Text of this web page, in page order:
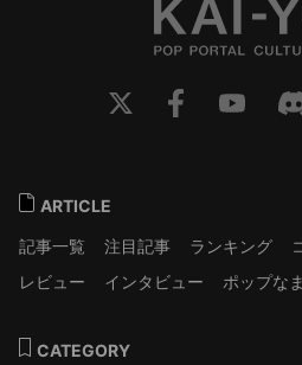
ARTICLE
記事一覧
注目記事 ランキング
レビュー
インタビュー ポップな
CATEGORY